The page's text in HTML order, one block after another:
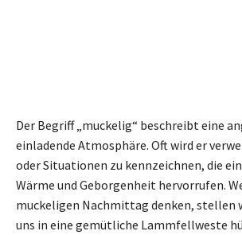
Der Begriff „muckelig“ beschreibt eine
einladende Atmosphäre. Oft wird er
oder Situationen zu kennzeichnen, die
Wärme und Geborgenheit hervorrufen.
muckeligen Nachmittag denken, stellen
uns in eine gemütliche Lammfellweste